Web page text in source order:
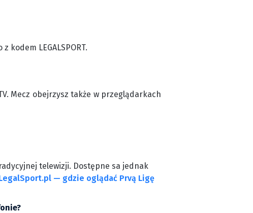
kodem LEGALSPORT.
Mecz obejrzysz także w przeglądarkach
telewizji. Dostępne sa jednak
— gdzie oglądać Prvą Ligę